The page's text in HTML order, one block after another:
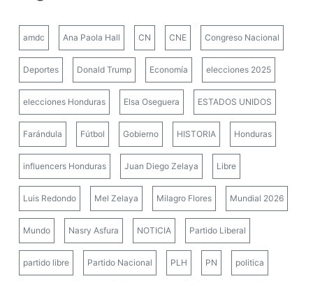
amdc Ana Paola Hall CN CNE Congreso Nacional
Deportes Donald Trump Economía elecciones 2025
elecciones Honduras Elsa Oseguera ESTADOS UNIDOS
Farándula Fútbol Gobierno HISTORIA Honduras
influencers Honduras Juan Diego Zelaya Libre
Luis Redondo Mel Zelaya Milagro Flores Mundial 2026
Mundo Nasry Asfura NOTICIA Partido Liberal
partido libre Partido Nacional PLH PN politica